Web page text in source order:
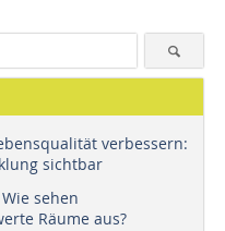
verbessern:
sichtbar
sehen
Räume aus?